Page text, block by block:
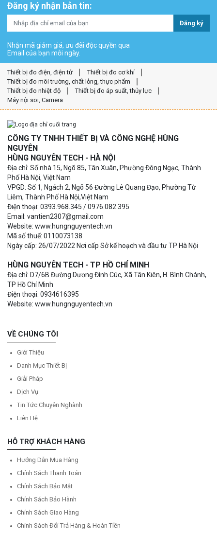
Đăng ký nhận bản tin:
Đăng ký
Nhận mã giảm giá, ưu đãi độc quyền qua
Email của bạn mỗi ngày.
Thiết bị đo điện, điện tử
Thiết bị đo cơ khí
Thiết bị đo môi trường, chất lỏng, thực phẩm
Thiết bị đo nhiệt độ
Thiết bị đo áp suất, thủy lực
Máy nội soi, Camera
CÔNG TY TNHH THIẾT BỊ VÀ CÔNG NGHỆ HÙNG
NGUYÊN
HÙNG NGUYÊN TECH - HÀ NỘI
Địa chỉ: Số nhà 15, Ngõ 85, Tân Xuân, Phường Đông Ngạc, Thành
Phố Hà Nội, Việt Nam
VPGD: Số 1, Ngách 2, Ngõ 56 Đường Lê Quang Đạo, Phường Từ
Liêm, Thành Phố Hà Nội,Việt Nam
Điện thoại: 0393.968.345 / 0976.082.395
Email: vantien2307@gmail.com
Website: www.hungnguyentech.vn
Mã số thuế: 0110073138
Ngày cấp: 26/07/2022 Nơi cấp Sở kế hoạch và đầu tư TP Hà Nội
HÙNG NGUYÊN TECH - TP HỒ CHÍ MINH
Địa chỉ: D7/6B Đường Dương Đình Cúc, Xã Tân Kiên, H. Bình Chánh,
TP Hồ Chí Minh
Điện thoại: 0934616395
Website: www.hungnguyentech.vn
VỀ CHÚNG TÔI
Giới Thiệu
Danh Mục Thiết Bị
Giải Pháp
Dịch Vụ
Tin Tức Chuyên Nghành
Liên Hệ
HỖ TRỢ KHÁCH HÀNG
Hướng Dẫn Mua Hàng
Chính Sách Thanh Toán
Chính Sách Bảo Mật
Chính Sách Bảo Hành
Chính Sách Giao Hàng
Chính Sách Đổi Trả Hàng & Hoàn Tiền